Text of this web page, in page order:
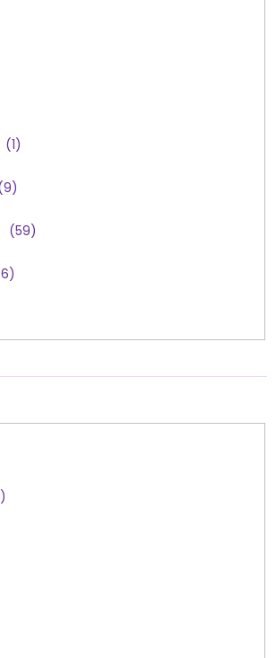
1
9
59
6